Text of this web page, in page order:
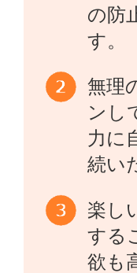
の防
す。
無理
ンし
力に
続い
楽し
する
欲も